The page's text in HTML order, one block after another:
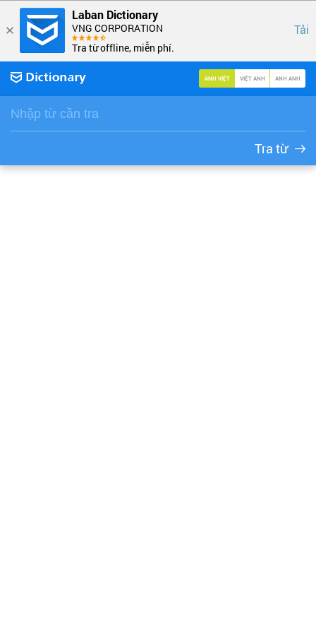
Laban Dictionary
VNG CORPORATION
Tra từ offline, miễn phí.
Tải
ANH VIỆT VIỆT ANH ANH ANH
Tra từ